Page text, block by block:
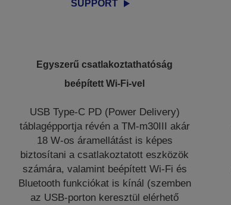
SUPPORT
Egyszerű csatlakoztathatóság
beépített Wi-Fi-vel
USB Type-C PD (Power Delivery)
táblagépportja révén a TM-m30III akár
18 W-os áramellátást is képes
biztosítani a csatlakoztatott eszközök
számára, valamint beépített Wi-Fi és
Bluetooth funkciókat is kínál (szemben
az USB-porton keresztül elérhető